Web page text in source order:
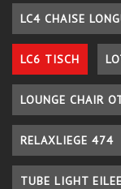
LC4 CHAISE
LC6 TISCH
LOUNGE CHAIR
RELAXLIEGE 474
TUBE LIGHT